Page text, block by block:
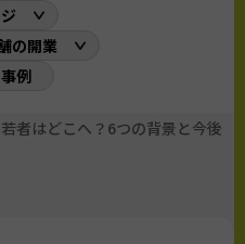
の開業
例
若者はどこへ？6つの背景と今後